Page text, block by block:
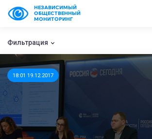
НЕЗАВИСИМЫЙ
ОБЩЕСТВЕННЫЙ
МОНИТОРИНГ
Фильтрация
18:01 19.12.2017